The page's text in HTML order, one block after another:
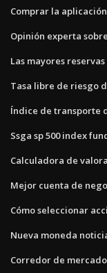
Comprar la
Opinión experta
Las mayores
Tasa libre de riesgo
Índice de transporte
Ssga sp 500 index
Calculadora de
Mejor cuenta de
Cómo seleccionar
Nueva moneda
Corredor de